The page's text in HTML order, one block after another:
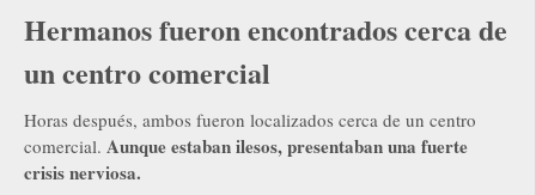
Hermanos fueron encontrados cerca de
un centro comercial
Horas después, ambos fueron localizados cerca de un centro
comercial. Aunque estaban ilesos, presentaban una fuerte
crisis nerviosa.